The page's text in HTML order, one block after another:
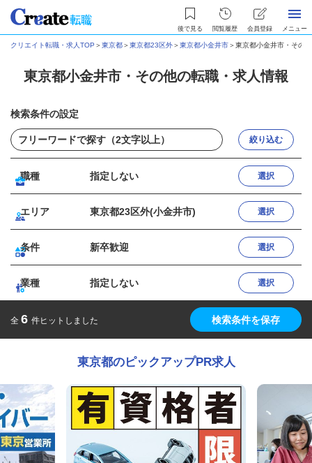
後で見る 閲覧履歴 会員登録 メニュー
クリエイト転職・求人TOP ＞東京都＞東京都23区外＞東京都小金井市＞東京都小金井市・その
東京都小金井市・その他の転職・求人情報
検索条件の設定
絞り込む
職種 指定しない 選択
エリア 東京都23区外(小金井市) 選択
条件 新卒歓迎 選択
業種 指定しない 選択
全 6 件ヒットしました 検索条件を保存
東京都のピックアップPR求人